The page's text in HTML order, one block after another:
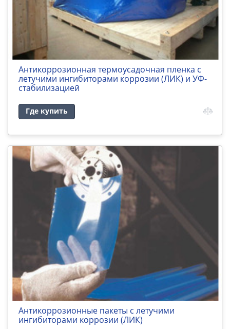
Антикоррозионная термоусадочная пленка с
летучими ингибиторами коррозии (ЛИК) и УФ-
стабилизацией
Где купить
Антикоррозионные пакеты с летучими
ингибиторами коррозии (ЛИК)